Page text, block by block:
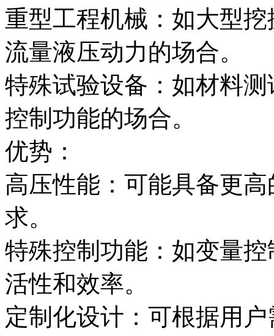
重型工程机械：如大型
流量液压动力的场合。
特殊试验设备：如材料
控制功能的场合。
优势：
高压性能：可能具备更
求。
特殊控制功能：如变量
活性和效率。
定制化设计：可根据用